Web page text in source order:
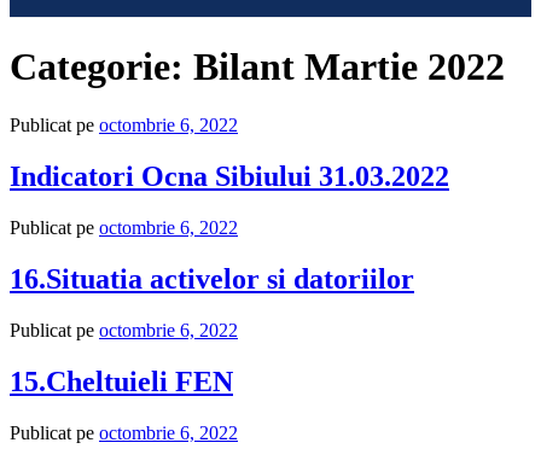
Categorie: Bilant Martie 2022
Publicat pe octombrie 6, 2022
Indicatori Ocna Sibiului 31.03.2022
Publicat pe octombrie 6, 2022
16.Situatia activelor si datoriilor
Publicat pe octombrie 6, 2022
15.Cheltuieli FEN
Publicat pe octombrie 6, 2022